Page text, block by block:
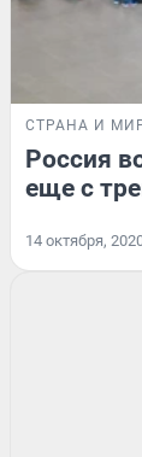
СТРАНА И
Россия
еще с
14 октября,